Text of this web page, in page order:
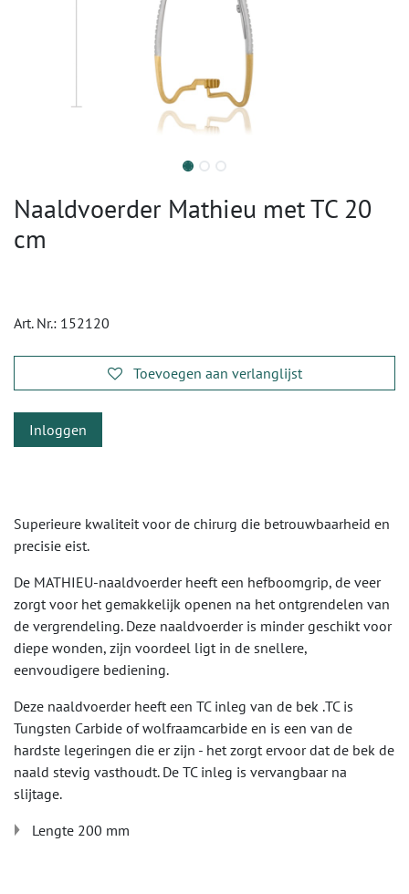
Naaldvoerder Mathieu met TC 20
cm
Art. Nr.: 152120
Toevoegen aan verlanglijst
Inloggen
Superieure kwaliteit voor de chirurg die betrouwbaarheid en
precisie eist.
De MATHIEU-naaldvoerder heeft een hefboomgrip, de veer
zorgt voor het gemakkelijk openen na het ontgrendelen van
de vergrendeling. Deze naaldvoerder is minder geschikt voor
diepe wonden, zijn voordeel ligt in de snellere,
eenvoudigere bediening.
Deze naaldvoerder heeft een TC inleg van de bek .TC is
Tungsten Carbide of wolfraamcarbide en is een van de
hardste legeringen die er zijn - het zorgt ervoor dat de bek de
naald stevig vasthoudt. De TC inleg is vervangbaar na
slijtage.
Lengte 200 mm